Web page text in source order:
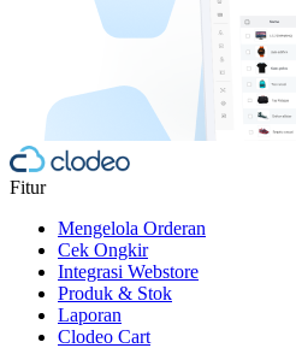
Fitur
Mengelola Orderan
Cek Ongkir
Integrasi Webstore
Produk & Stok
Laporan
Clodeo Cart